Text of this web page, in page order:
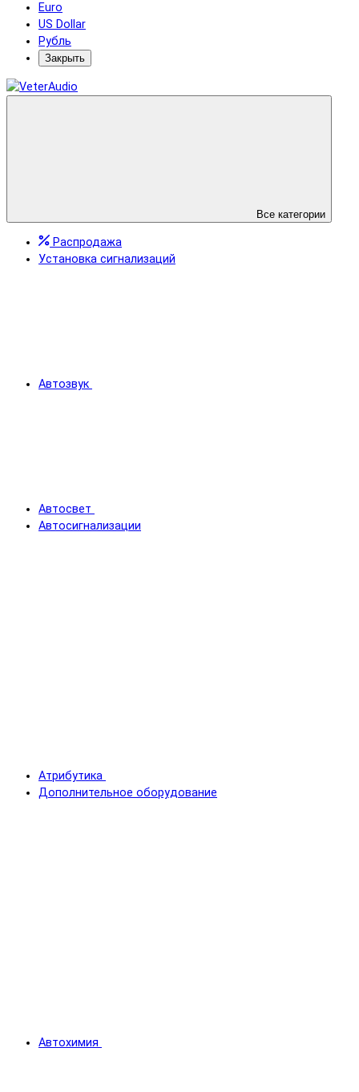
Euro
US Dollar
Рубль
Закрыть
Все категории
Распродажа
Установка сигнализаций
Автозвук
Автосвет
Автосигнализации
Атрибутика
Дополнительное оборудование
Автохимия